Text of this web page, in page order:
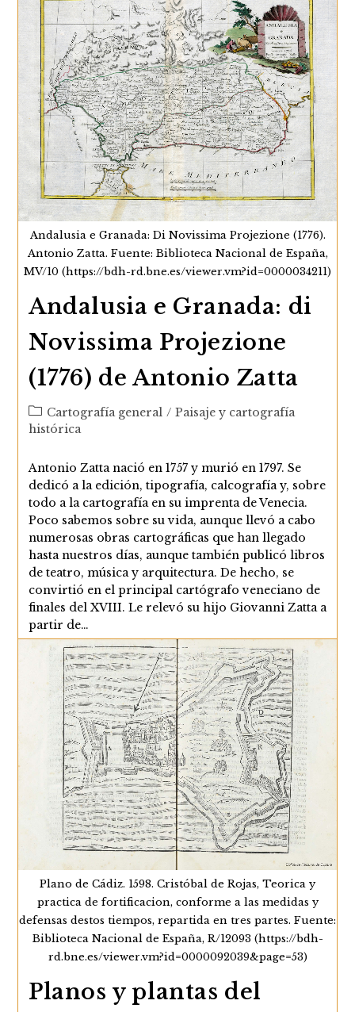
"Cosmographie universelle, physique et
astronomique" y…
Continuar LeyendoChorographie
Des
Royaumes
D’Andalousie,
De
Grenade,
Et
De
Murcie
(1787)
De
Philippe
De
Prétot
Andalusia e Granada: Di Novissima Projezione (1776).
Antonio Zatta. Fuente: Biblioteca Nacional de España,
MV/10 (https://bdh-rd.bne.es/viewer.vm?id=0000034211)
Andalusia e Granada: di
Novissima Projezione
(1776) de Antonio Zatta
Categoría
de
entrada:
Cartografía general / Paisaje y cartografía
histórica
Antonio Zatta nació en 1757 y murió en 1797. Se
dedicó a la edición, tipografía, calcografía y, sobre
todo a la cartografía en su imprenta de Venecia.
Poco sabemos sobre su vida, aunque llevó a cabo
numerosas obras cartográficas que han llegado
hasta nuestros días, aunque también publicó libros
de teatro, música y arquitectura. De hecho, se
convirtió en el principal cartógrafo veneciano de
finales del XVIII. Le relevó su hijo Giovanni Zatta a
partir de…
Continuar LeyendoAndalusia
E
Granada:
Di
Novissima
Projezione
(1776)
De
Antonio
Zatta
Plano de Cádiz. 1598. Cristóbal de Rojas, Teorica y
practica de fortificacion, conforme a las medidas y
defensas destos tiempos, repartida en tres partes. Fuente:
Biblioteca Nacional de España, R/12093 (https://bdh-
rd.bne.es/viewer.vm?id=0000092039&page=53)
Planos y plantas del